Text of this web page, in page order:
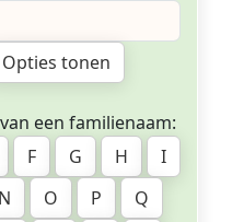
Opties tonen
een familienaam:
F G H
I
N O P
Q